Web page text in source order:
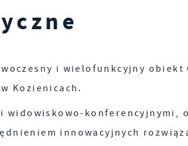
i wielofunkcyjny obiekt
Kozienicach.
widowiskowo-konferencyjnymi, o
innowacyjnych